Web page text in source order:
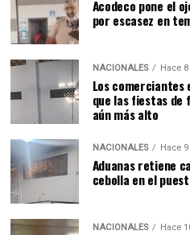
Acodeco pone el
por escasez en
NACIONALES Hace
Los comerciantes
que las fiestas de
aún más alto
NACIONALES Hace
Aduanas retiene
cebolla en el
NACIONALES Hace